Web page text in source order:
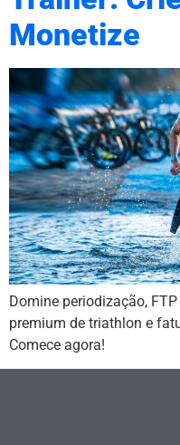
Monetize
Domine periodização,
premium de triathlon e
Comece agora!